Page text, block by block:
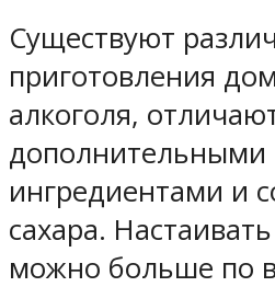
Существуют
приготовления
алкоголя,
дополнительными
ингредиентами и
сахара.
можно больше по